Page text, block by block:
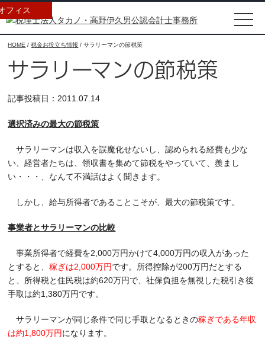
フィス
HOME /税金お役立ち情報 /サラリーマンの節税策
サラリーマンの節税策
記事投稿日：2011.07.14
選択済みの最大の節税策
サラリーマンは収入を誤魔化せないし、認められる経費も少な
い、経営者たちは、領収書を集めて節税をやっていて、羨まし
い・・・、なんて不満話はよく聞きます。
しかし、給与所得者であることこそが、最大の節税策です。
事業者とサラリーマンの比較
事業所得者で経費を2,000万円かけて4,000万円の収入があった
とすると、稼ぎは2,000万円です。所得控除が200万円だとする
と、所得税と住民税は約620万円で、社保負担を無視した税引き後
手取は約1,380万円です。
サラリーマンが同じ条件で同じ手取となるときの稼ぎである年収
は約1,800万円になります。